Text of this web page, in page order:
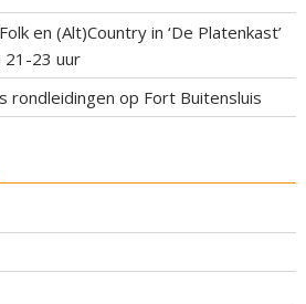
en (Alt)Country in ‘De Platenkast’
21-23 uur
rondleidingen op Fort Buitensluis